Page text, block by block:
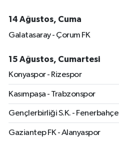
14 Ağustos, Cuma
Galatasaray - Çorum FK
15 Ağustos, Cumartesi
Konyaspor - Rizespor
Kasımpaşa - Trabzonspor
Gençlerbirliği S.K. - Fenerbahçe
Gaziantep FK - Alanyaspor